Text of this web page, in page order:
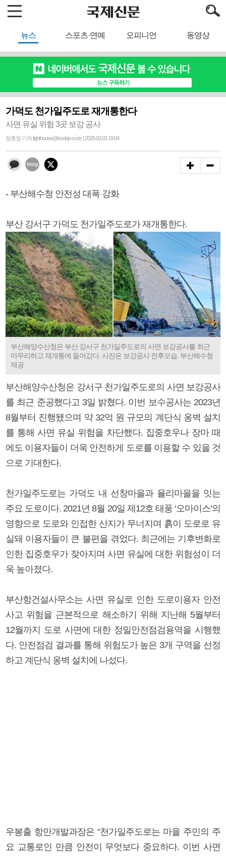
뉴스 스포츠·연예 오피니언 동영상
가덕도 천가일주도로 재개통한다
사면 유실 위험 3곳 보강 공사
장호정 기자 lighthouse@kookje.co.kr | 2025.02.03 19:04
- 부산해수청 안전성 대폭 강화
부산 강서구 가덕도 천가일주도로가 재개통한다.
부산해양수산청은 부산 강서구 천가일주도로의 사면 보강공사를 최근
마무리하고 재개통에 들어갔다. 사진은 보강공사 전후모습. 부산해수청
제공
부산해양수산청은 강서구 천가일주도로의 사면 보강공사
를 최근 준공했다고 3일 밝혔다. 이번 보수공사는 2023년
8월부터 진행됐으며 약 32억 원 규모의 계단식 옹벽 설치
를 통해 사면 유실 위험을 차단했다. 집중호우나 장마 때
에도 이용자들이 더욱 안전하게 도로를 이용할 수 있을 것
으로 기대한다.
천가일주도로는 가덕도 내 선창마을과 율리마을을 잇는
주요 도로이다. 2021년 8월 20일 제12호 태풍 ‘오마이스’의
영향으로 도로와 인접한 산지가 무너지며 흙이 도로로 유
실돼 이용자들이 큰 불편을 겪었다. 최근에는 기후변화로
인한 집중호우가 잦아지며 사면 유실에 대한 위험성이 더
욱 높아졌다.
부산항건설사무소는 사면 유실로 인한 도로이용자 안전
사고 위험을 근본적으로 해소하기 위해 지난해 5월부터
12월까지 도로 사면에 대한 정밀안전점검용역을 시행했
다. 안전점검 결과를 통해 위험도가 높은 3개 구역을 선정
하고 계단식 옹벽 설치에 나섰다.
우봉출 항만개발과장은 “천가일주도로는 마을 주민의 주
요 교통로인 만큼 안전이 무엇보다 중요하다. 이번 사면